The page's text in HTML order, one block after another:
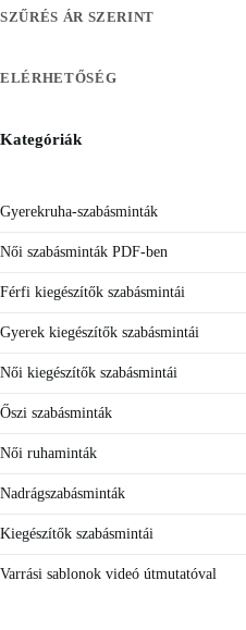
SZŰRÉS ÁR SZERINT
ELÉRHETŐSÉG
Kategóriák
Gyerekruha-szabásminták
Női szabásminták PDF-ben
Férfi kiegészítők szabásmintái
Gyerek kiegészítők szabásmintái
Női kiegészítők szabásmintái
Őszi szabásminták
Női ruhaminták
Nadrágszabásminták
Kiegészítők szabásmintái
Varrási sablonok videó útmutatóval